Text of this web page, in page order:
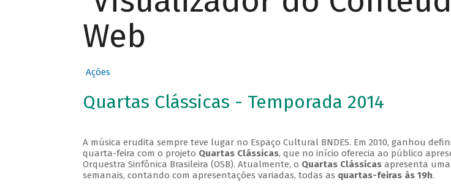
Web
Ações
Quartas Clássicas - Temporada 2014
A música erudita sempre teve lugar no Espaço Cultural BNDES. Em 2010, ganhou
quarta-feira com o projeto Quartas Clássicas, que no início oferecia ao público
Orquestra Sinfônica Brasileira (OSB). Atualmente, o Quartas Clássicasapresenta uma
semanais, contando com apresentações variadas, todas as quartas-feiras às 19h.